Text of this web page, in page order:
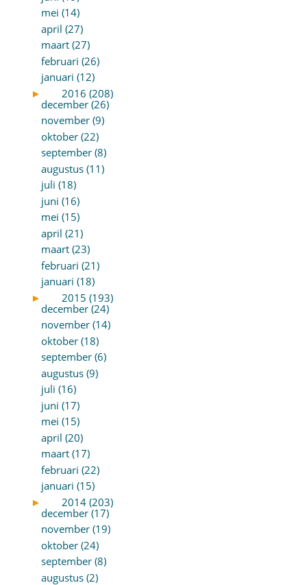
mei (14)
april (27)
maart (27)
februari (26)
januari (12)
►
2016 (208)
december (26)
november (9)
oktober (22)
september (8)
augustus (11)
juli (18)
juni (16)
mei (15)
april (21)
maart (23)
februari (21)
januari (18)
►
2015 (193)
december (24)
november (14)
oktober (18)
september (6)
augustus (9)
juli (16)
juni (17)
mei (15)
april (20)
maart (17)
februari (22)
januari (15)
►
2014 (203)
december (17)
november (19)
oktober (24)
september (8)
augustus (2)